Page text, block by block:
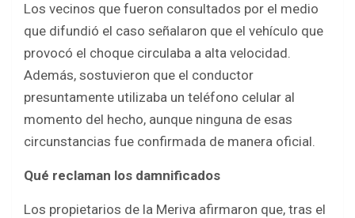
Los vecinos que fueron consultados por el medio
que difundió el caso señalaron que el vehículo que
provocó el choque circulaba a alta velocidad.
Además, sostuvieron que el conductor
presuntamente utilizaba un teléfono celular al
momento del hecho, aunque ninguna de esas
circunstancias fue confirmada de manera oficial.
Qué reclaman los damnificados
Los propietarios de la Meriva afirmaron que, tras el